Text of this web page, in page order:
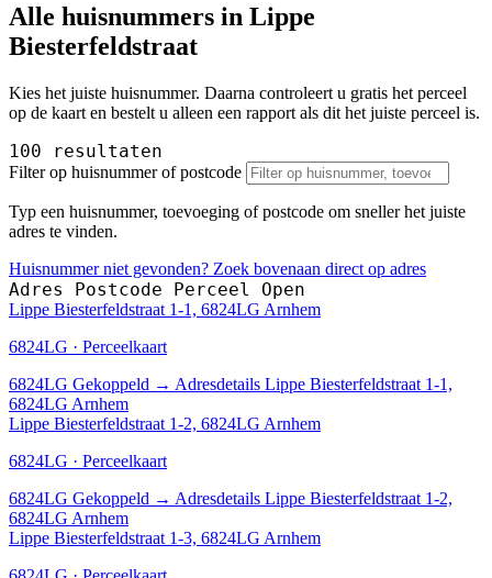
Alle huisnummers in Lippe
Biesterfeldstraat
Kies het juiste huisnummer. Daarna controleert u gratis het perceel
op de kaart en bestelt u alleen een rapport als dit het juiste perceel is.
100 resultaten
Filter op huisnummer of postcode
Typ een huisnummer, toevoeging of postcode om sneller het juiste
adres te vinden.
Huisnummer niet gevonden? Zoek bovenaan direct op adres
Adres Postcode Perceel Open
Lippe Biesterfeldstraat 1-1, 6824LG Arnhem
6824LG · Perceelkaart
6824LG Gekoppeld → Adresdetails Lippe Biesterfeldstraat 1-1,
6824LG Arnhem
Lippe Biesterfeldstraat 1-2, 6824LG Arnhem
6824LG · Perceelkaart
6824LG Gekoppeld → Adresdetails Lippe Biesterfeldstraat 1-2,
6824LG Arnhem
Lippe Biesterfeldstraat 1-3, 6824LG Arnhem